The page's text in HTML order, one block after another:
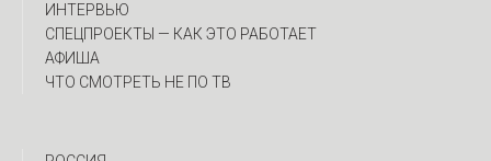
ИНТЕРВЬЮ
CПЕЦПРОЕКТЫ — КАК ЭТО РАБОТАЕТ
АФИША
ЧТО СМОТРЕТЬ НЕ ПО ТВ